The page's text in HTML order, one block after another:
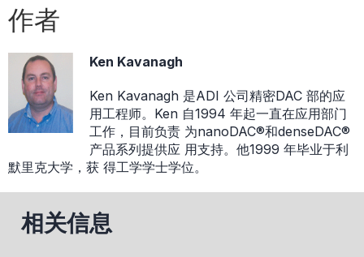
作者
Ken Kavanagh
Ken Kavanagh 是ADI 公司精密DAC 部的应
用工程师。Ken 自1994 年起一直在应用部门
工作，目前负责 为nanoDAC®和denseDAC®
产品系列提供应 用支持。他1999 年毕业于利
默里克大学，获 得工学学士学位。
相关信息